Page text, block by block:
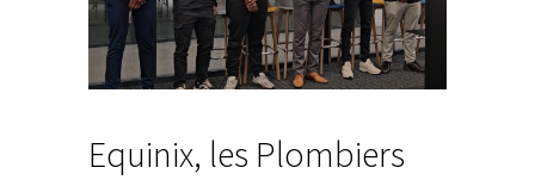
Equinix, les Plombiers